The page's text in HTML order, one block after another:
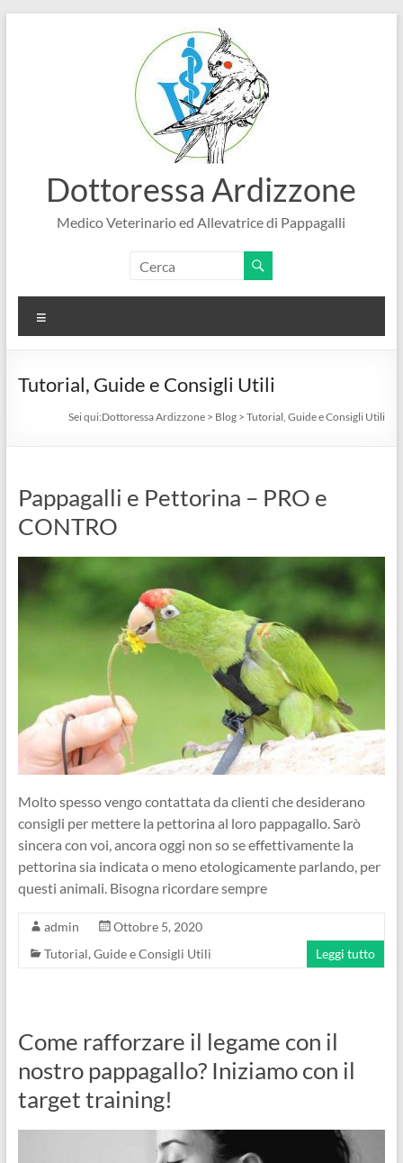
Dottoressa Ardizzone
Medico Veterinario ed Allevatrice di Pappagalli
Tutorial, Guide e Consigli Utili
Sei qui:Dottoressa Ardizzone > Blog >Tutorial, Guide e Consigli Utili
Pappagalli e Pettorina – PRO e
CONTRO
Molto spesso vengo contattata da clienti che desiderano
consigli per mettere la pettorina al loro pappagallo. Sarò
sincera con voi, ancora oggi non so se effettivamente la
pettorina sia indicata o meno etologicamente parlando, per
questi animali. Bisogna ricordare sempre
admin
Ottobre 5, 2020
Tutorial, Guide e Consigli Utili
Leggi tutto
Come rafforzare il legame con il
nostro pappagallo? Iniziamo con il
target training!